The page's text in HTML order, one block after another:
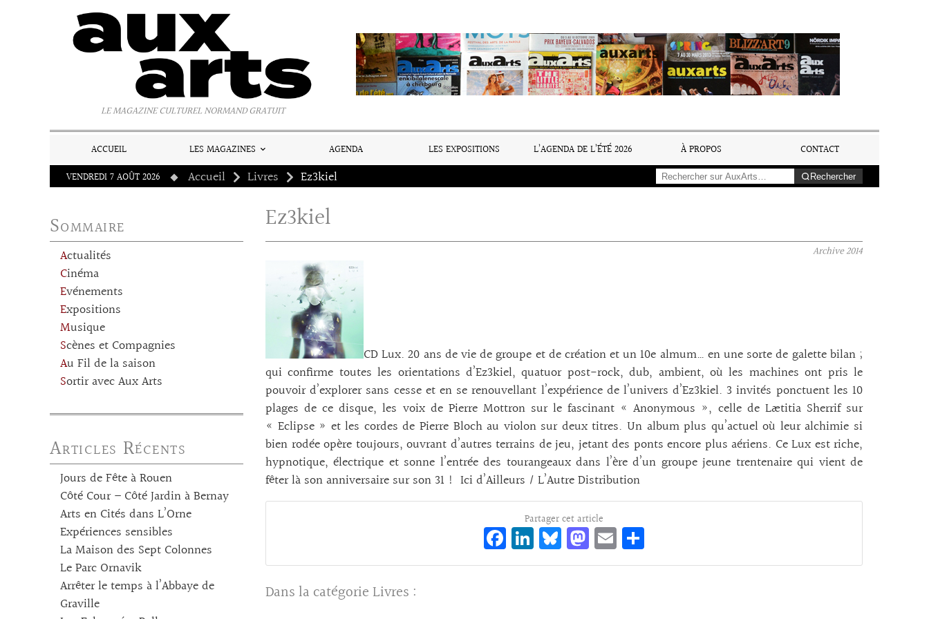
LE MAGAZINE CULTUREL NORMAND GRATUIT
ACCUEIL LES MAGAZINES AGENDA LES EXPOSITIONS L’AGENDA DE L’ÉTÉ 2026 À PROPOS
CONTACT
VENDREDI 7 AOÛT 2026
Accueil Livres Ez3kiel Rechercher
Sommaire
Actualités
Cinéma
Evénements
Expositions
Musique
Scènes et Compagnies
Au Fil de la saison
Sortir avec Aux Arts
Articles Récents
Jours de Fête à Rouen
Côté Cour – Côté Jardin à Bernay
Arts en Cités dans L’Orne
Expériences sensibles
La Maison des Sept Colonnes
Le Parc Ornavik
Arrêter le temps à l’Abbaye de
Graville
Ez3kiel
Archive2014
CD Lux. 20 ans de vie de groupe et de création et un 10e almum… en une sorte de galette bilan ;
qui confirme toutes les orientations d’Ez3kiel, quatuor post-rock, dub, ambient, où les machines ont pris le
pouvoir d’explorer sans cesse et en se renouvellant l’expérience de l’univers d’Ez3kiel. 3 invités ponctuent les 10
plages de ce disque, les voix de Pierre Mottron sur le fascinant « Anonymous », celle de Lætitia Sherrif sur
« Eclipse » et les cordes de Pierre Bloch au violon sur deux titres. Un album plus qu’actuel où leur alchimie si
bien rodée opère toujours, ouvrant d’autres terrains de jeu, jetant des ponts encore plus aériens. Ce Lux est riche,
hypnotique, électrique et sonne l’entrée des tourangeaux dans l’ère d’un groupe jeune trentenaire qui vient de
fêter là son anniversaire sur son 31 ! Ici d’Ailleurs / L’Autre Distribution
Partager cet article
Fa
ce
Li
n
Bl
ue
M
as
E
m rt
Dans la catégorieLivres :
Panneau de gestion des cookies